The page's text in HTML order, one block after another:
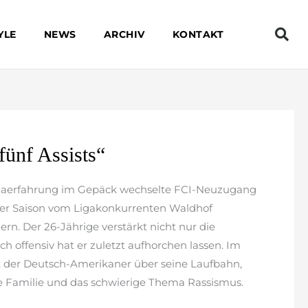
NEWS ARCHIV KONTAKT
Assists“
im Gepäck wechselte FCI-Neuzugang
Saison vom Ligakonkurrenten Waldhof
Der 26-Jährige verstärkt nicht nur die
offensiv hat er zuletzt aufhorchen lassen. Im
Deutsch-Amerikaner über seine Laufbahn,
Familie und das schwierige Thema Rassismus.